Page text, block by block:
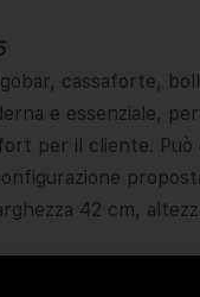
cassaforte,
e essenziale,
per il cliente. Può
42 cm,